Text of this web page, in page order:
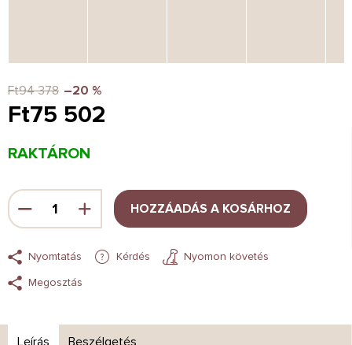
Ft94 378 –20 %
Ft75 502
Egységár:
RAKTÁRON
HOZZÁADÁS A KOSÁRHOZ
Nyomtatás Kérdés
Nyomon követés
Megosztás
Leírás Beszélgetés